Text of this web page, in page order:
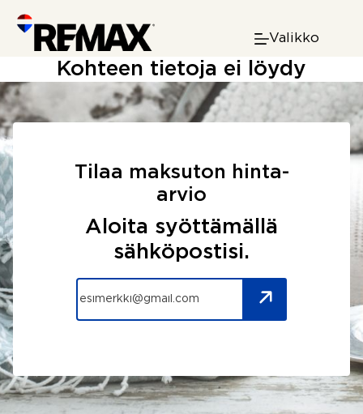
content
Valikko
Kohteen tietoja ei löydy
Tilaa maksuton hinta-
arvio
Aloita syöttämällä
sähköpostisi.